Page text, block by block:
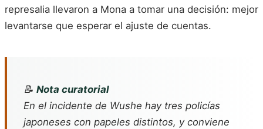
represalia llevaron a Mona a tomar una decisión: mejor
levantarse que esperar el ajuste de cuentas.
📝 Nota curatorial
En el incidente de Wushe hay tres policías
japoneses con papeles distintos, y conviene